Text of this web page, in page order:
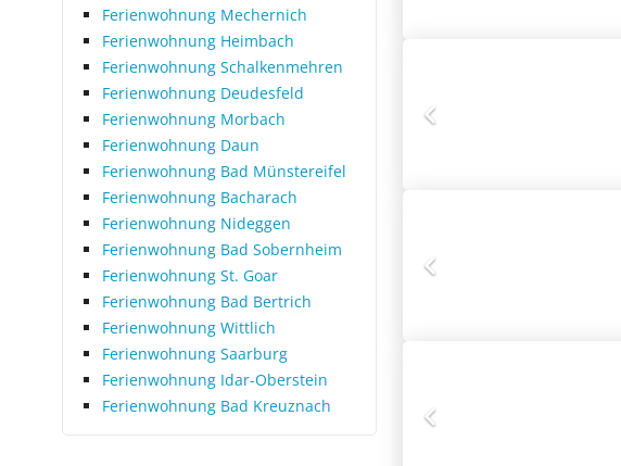
Ferienwohnung Mechernich
Ferienwohnung Heimbach
Ferienwohnung Schalkenmehren
Ferienwohnung Deudesfeld
Ferienwohnung Morbach
Ferienwohnung Daun
Ferienwohnung Bad Münstereifel
Ferienwohnung Bacharach
Ferienwohnung Nideggen
Ferienwohnung Bad Sobernheim
Ferienwohnung St. Goar
Ferienwohnung Bad Bertrich
Ferienwohnung Wittlich
Ferienwohnung Saarburg
Ferienwohnung Idar-Oberstein
Ferienwohnung Bad Kreuznach